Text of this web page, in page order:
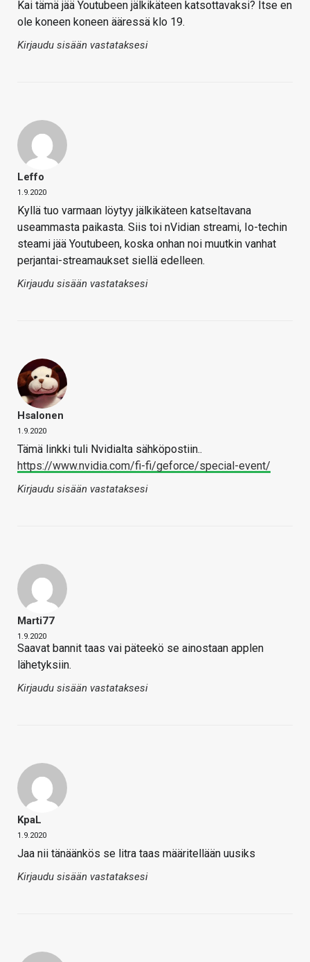
Kai tämä jää Youtubeen jälkikäteen katsottavaksi? Itse en
ole koneen koneen ääressä klo 19.
Kirjaudu sisään vastataksesi
Leffo
1.9.2020
Kyllä tuo varmaan löytyy jälkikäteen katseltavana
useammasta paikasta. Siis toi nVidian streami, Io-techin
steami jää Youtubeen, koska onhan noi muutkin vanhat
perjantai-streamaukset siellä edelleen.
Kirjaudu sisään vastataksesi
Hsalonen
1.9.2020
Tämä linkki tuli Nvidialta sähköpostiin..
https://www.nvidia.com/fi-fi/geforce/special-event/
Kirjaudu sisään vastataksesi
Marti77
1.9.2020
Saavat bannit taas vai päteekö se ainostaan applen
lähetyksiin.
Kirjaudu sisään vastataksesi
KpaL
1.9.2020
Jaa nii tänäänkös se litra taas määritellään uusiks
Kirjaudu sisään vastataksesi